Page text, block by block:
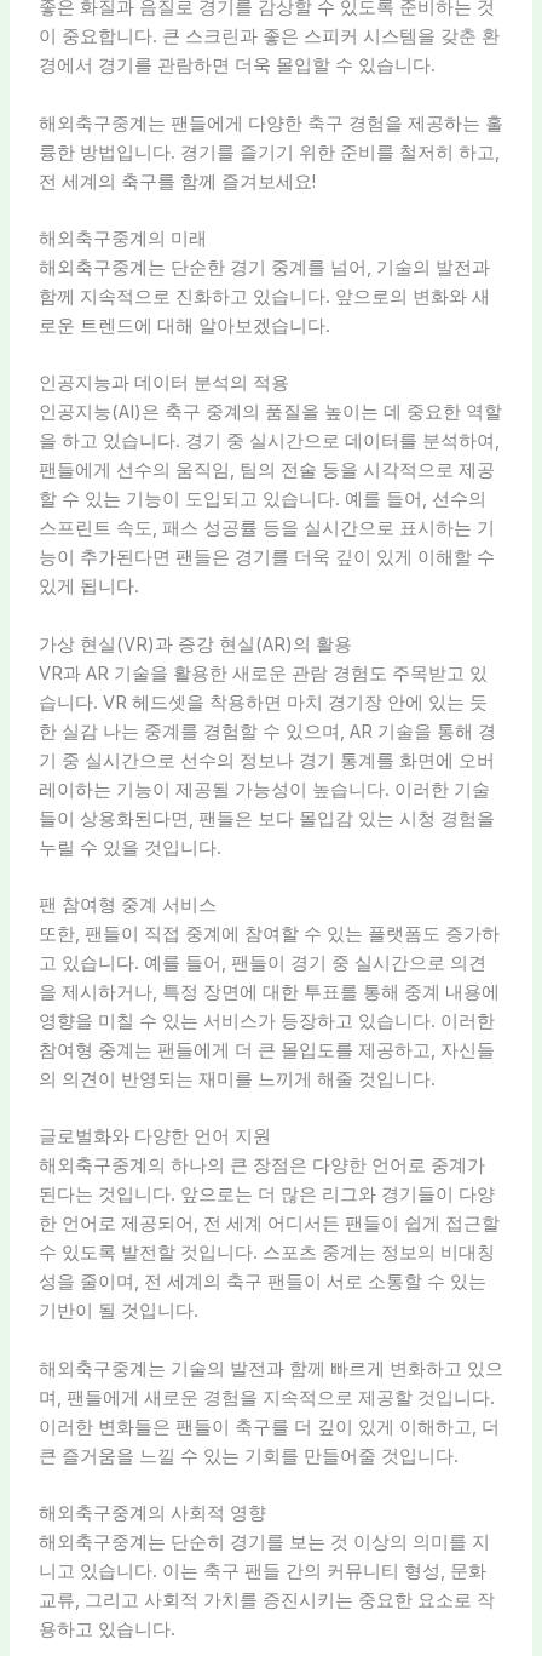
좋은 화질과 음질로 경기를 감상할 수 있도록 준비하는 것
이 중요합니다. 큰 스크린과 좋은 스피커 시스템을 갖춘 환
경에서 경기를 관람하면 더욱 몰입할 수 있습니다.
해외축구중계는 팬들에게 다양한 축구 경험을 제공하는 훌
륭한 방법입니다. 경기를 즐기기 위한 준비를 철저히 하고,
전 세계의 축구를 함께 즐겨보세요!
해외축구중계의 미래
해외축구중계는 단순한 경기 중계를 넘어, 기술의 발전과
함께 지속적으로 진화하고 있습니다. 앞으로의 변화와 새
로운 트렌드에 대해 알아보겠습니다.
인공지능과 데이터 분석의 적용
인공지능(AI)은 축구 중계의 품질을 높이는 데 중요한 역할
을 하고 있습니다. 경기 중 실시간으로 데이터를 분석하여,
팬들에게 선수의 움직임, 팀의 전술 등을 시각적으로 제공
할 수 있는 기능이 도입되고 있습니다. 예를 들어, 선수의
스프린트 속도, 패스 성공률 등을 실시간으로 표시하는 기
능이 추가된다면 팬들은 경기를 더욱 깊이 있게 이해할 수
있게 됩니다.
가상 현실(VR)과 증강 현실(AR)의 활용
VR과 AR 기술을 활용한 새로운 관람 경험도 주목받고 있
습니다. VR 헤드셋을 착용하면 마치 경기장 안에 있는 듯
한 실감 나는 중계를 경험할 수 있으며, AR 기술을 통해 경
기 중 실시간으로 선수의 정보나 경기 통계를 화면에 오버
레이하는 기능이 제공될 가능성이 높습니다. 이러한 기술
들이 상용화된다면, 팬들은 보다 몰입감 있는 시청 경험을
누릴 수 있을 것입니다.
팬 참여형 중계 서비스
또한, 팬들이 직접 중계에 참여할 수 있는 플랫폼도 증가하
고 있습니다. 예를 들어, 팬들이 경기 중 실시간으로 의견
을 제시하거나, 특정 장면에 대한 투표를 통해 중계 내용에
영향을 미칠 수 있는 서비스가 등장하고 있습니다. 이러한
참여형 중계는 팬들에게 더 큰 몰입도를 제공하고, 자신들
의 의견이 반영되는 재미를 느끼게 해줄 것입니다.
글로벌화와 다양한 언어 지원
해외축구중계의 하나의 큰 장점은 다양한 언어로 중계가
된다는 것입니다. 앞으로는 더 많은 리그와 경기들이 다양
한 언어로 제공되어, 전 세계 어디서든 팬들이 쉽게 접근할
수 있도록 발전할 것입니다. 스포츠 중계는 정보의 비대칭
성을 줄이며, 전 세계의 축구 팬들이 서로 소통할 수 있는
기반이 될 것입니다.
해외축구중계는 기술의 발전과 함께 빠르게 변화하고 있으
며, 팬들에게 새로운 경험을 지속적으로 제공할 것입니다.
이러한 변화들은 팬들이 축구를 더 깊이 있게 이해하고, 더
큰 즐거움을 느낄 수 있는 기회를 만들어줄 것입니다.
해외축구중계의 사회적 영향
해외축구중계는 단순히 경기를 보는 것 이상의 의미를 지
니고 있습니다. 이는 축구 팬들 간의 커뮤니티 형성, 문화
교류, 그리고 사회적 가치를 증진시키는 중요한 요소로 작
용하고 있습니다.